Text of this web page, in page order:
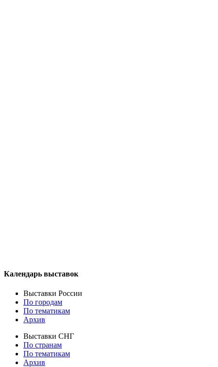
Календарь выставок
Выставки России
По городам
По тематикам
Архив
Выставки СНГ
По странам
По тематикам
Архив